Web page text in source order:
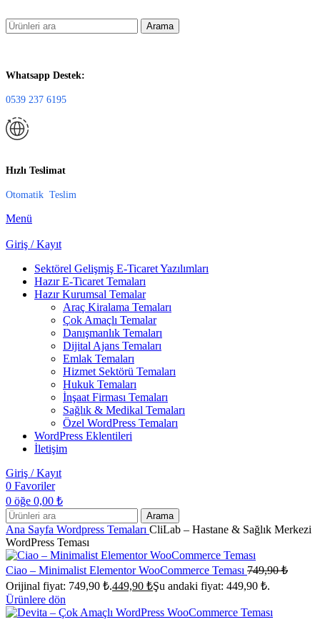
Arama
Whatsapp Destek:
0539 237 6195
Hızlı Teslimat
Otomatik Teslim
Menü
Giriş / Kayıt
Sektörel Gelişmiş E-Ticaret Yazılımları
Hazır E-Ticaret Temaları
Hazır Kurumsal Temalar
Araç Kiralama Temaları
Çok Amaçlı Temalar
Danışmanlık Temaları
Dijital Ajans Temaları
Emlak Temaları
Hizmet Sektörü Temaları
Hukuk Temaları
İnşaat Firması Temaları
Sağlık & Medikal Temaları
Özel WordPress Temaları
WordPress Eklentileri
İletişim
Giriş / Kayıt
0 Favoriler
0 öğe 0,00 ₺
Arama
Ana Sayfa Wordpress Temaları CliLab – Hastane & Sağlık Merkezi
WordPress Teması
Ciao – Minimalist Elementor WooCommerce Teması 749,90₺
Orijinal fiyat: 749,90 ₺.449,90 ₺Şu andaki fiyat: 449,90 ₺.
Ürünlere dön